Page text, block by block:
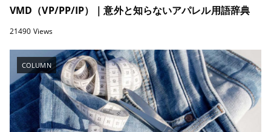
VMD（VP/PP/IP）｜意外と知らないアパレル用語辞典
21490 Views
COLUMN